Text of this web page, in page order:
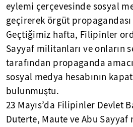
eylemi çerçevesinde sosyal
geçirerek örgüt propagandası
Geçtiğimiz hafta, Filipinler
Sayyaf militanları ve onların
tarafından propaganda
sosyal medya hesabının
bulunmuştu.
23 Mayıs’da Filipinler Devlet
Duterte, Maute ve Abu Sayyaf